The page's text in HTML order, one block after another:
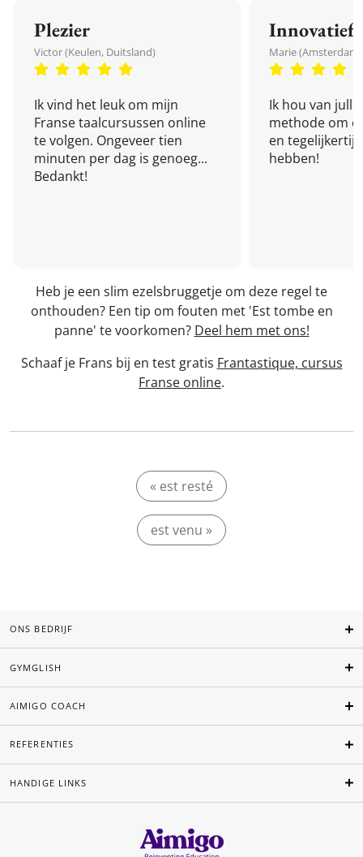
Plezier
Victor (Keulen, Duitsland)
Ik vind het leuk om mijn
Franse taalcursussen online
te volgen. Ongeveer tien
minuten per dag is genoeg...
Bedankt!
Innovatief
Marie
Ik hou van
methode om
en
hebben!
Heb je een slim ezelsbruggetje om deze regel te
onthouden? Een tip om fouten met 'Est tombe en
panne' te voorkomen? Deel hem met ons!
Schaaf je Frans bij en test gratis Frantastique, cursus
Franse online.
« est resté
est venu »
ONS BEDRIJF
GYMGLISH
AIMIGO COACH
REFERENTIES
HANDIGE LINKS